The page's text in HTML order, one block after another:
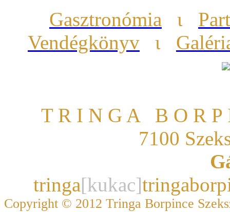
Gasztronómia ι
Vendégkönyv
ι
T R I N G A B O R
7100
tringa[kukac]
Copyright © 2012 Tringa Borpince